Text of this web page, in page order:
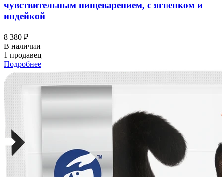
чувствительным пищеварением, с ягненком и
индейкой
8 380 ₽
В наличии
1 продавец
Подробнее